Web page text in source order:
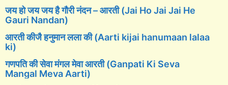
जय हो जय जय है गौरी नंदन – आरती (Jai Ho Jai Jai He
Gauri Nandan)
आरती कीजै हनुमान लला की (Aarti kijai hanumaan lalaa
ki)
गणपति की सेवा मंगल मेवा आरती (Ganpati Ki Seva
Mangal Meva Aarti)